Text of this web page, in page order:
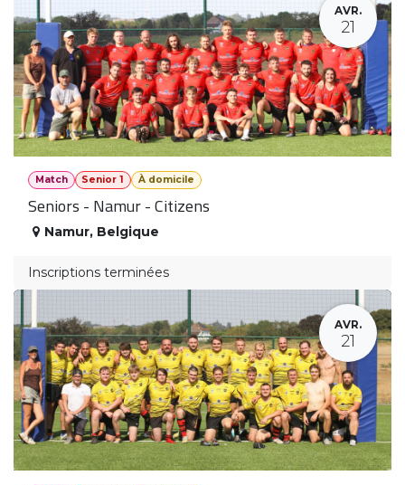
AVR.
21
Match Senior 1 À domicile
Seniors - Namur - Citizens
Namur, Belgique
Inscriptions terminées
AVR.
21